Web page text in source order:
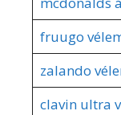
fruugo
zalando
clavin ultra